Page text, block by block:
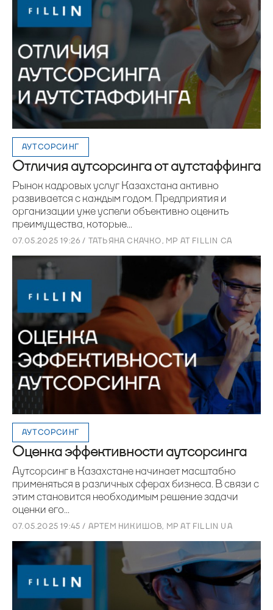
АУТСОРСИНГ
Отличия аутсорсинга от аутстаффинга
Рынок кадровых услуг Казахстана активно
развивается с каждым годом. Предприятия и
организации уже успели объективно оценить
преимущества, которые...
07.05.2025 19:26 / ТАТЬЯНА СКАЧКО, MP AT FILLIN CA
АУТСОРСИНГ
Оценка эффективности аутсорсинга
Аутсорсинг в Казахстане начинает масштабно
применяться в различных сферах бизнеса. В связи с
этим становится необходимым решение задачи
оценки его...
07.05.2025 19:45 / АРТЕМ НИКИШОВ, MP AT FILLIN UA